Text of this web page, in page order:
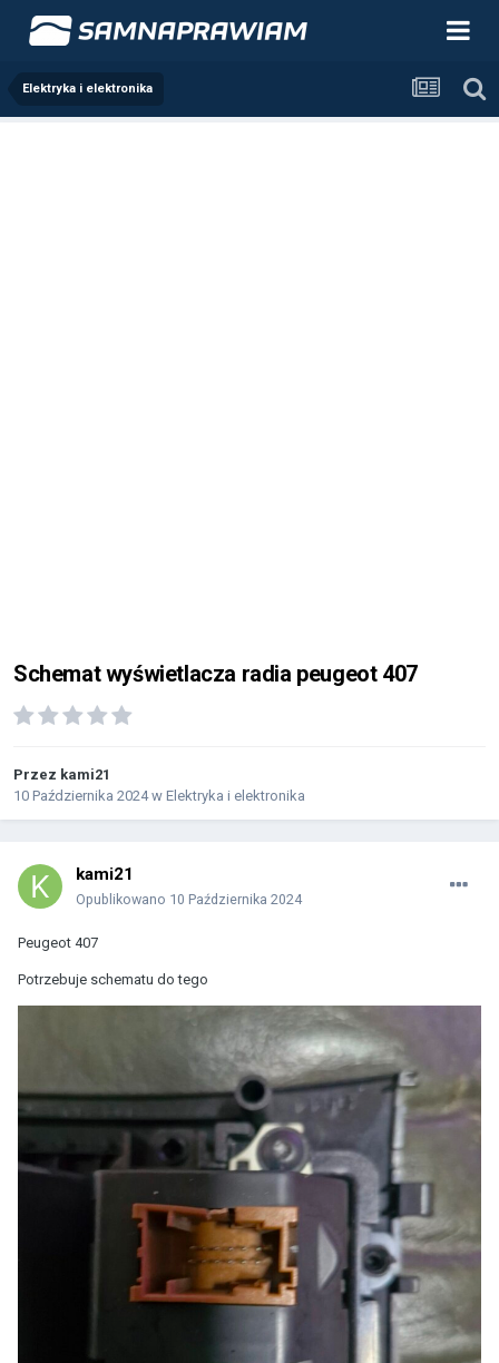
Elektryka i elektronika
Schemat wyświetlacza radia peugeot 407
Przez kami21
10 Października 2024w Elektryka i elektronika
kami21
Opublikowano 10 Października 2024
Peugeot 407
Potrzebuje schematu do tego